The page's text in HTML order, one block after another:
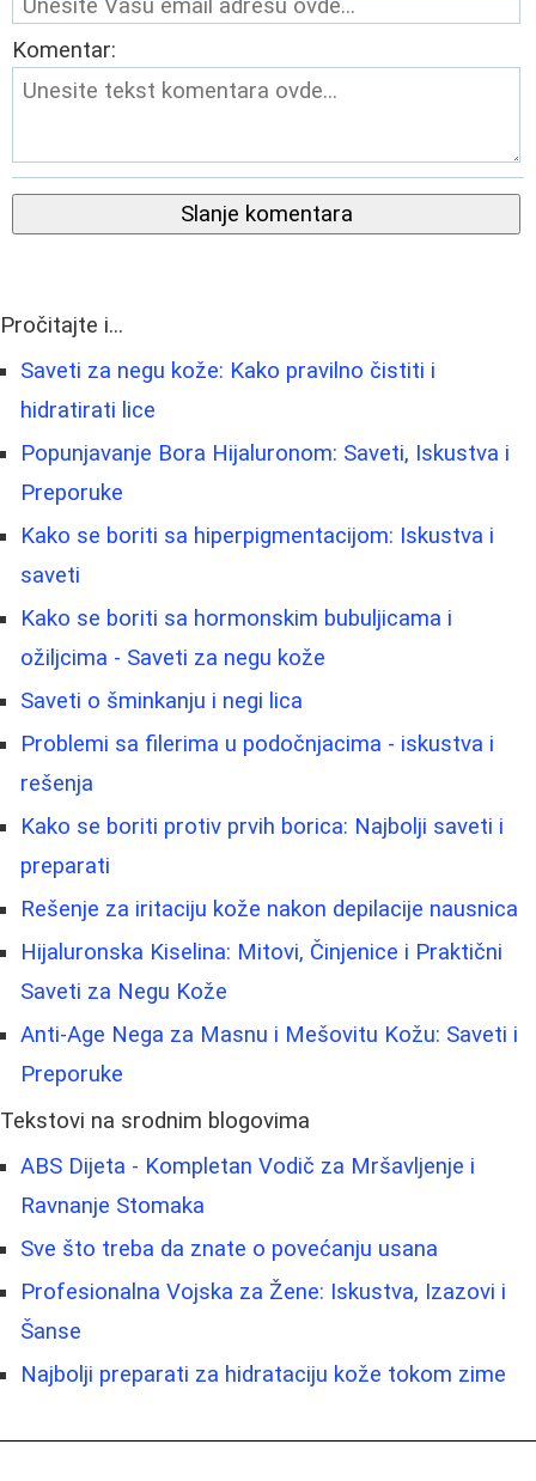
Komentar:
Slanje komentara
Pročitajte i...
Saveti za negu kože: Kako pravilno čistiti i
hidratirati lice
Popunjavanje Bora Hijaluronom: Saveti, Iskustva i
Preporuke
Kako se boriti sa hiperpigmentacijom: Iskustva i
saveti
Kako se boriti sa hormonskim bubuljicama i
ožiljcima - Saveti za negu kože
Saveti o šminkanju i negi lica
Problemi sa filerima u podočnjacima - iskustva i
rešenja
Kako se boriti protiv prvih borica: Najbolji saveti i
preparati
Rešenje za iritaciju kože nakon depilacije nausnica
Hijaluronska Kiselina: Mitovi, Činjenice i Praktični
Saveti za Negu Kože
Anti-Age Nega za Masnu i Mešovitu Kožu: Saveti i
Preporuke
Tekstovi na srodnim blogovima
ABS Dijeta - Kompletan Vodič za Mršavljenje i
Ravnanje Stomaka
Sve što treba da znate o povećanju usana
Profesionalna Vojska za Žene: Iskustva, Izazovi i
Šanse
Najbolji preparati za hidrataciju kože tokom zime